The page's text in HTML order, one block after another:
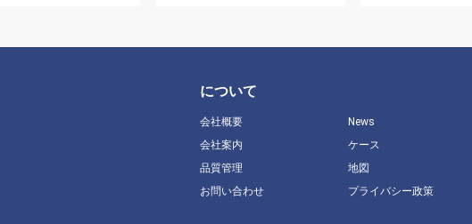
について
会社概要
会社案内
品質管理
お問い合わせ
News
ケース
地図
プライバシー政策